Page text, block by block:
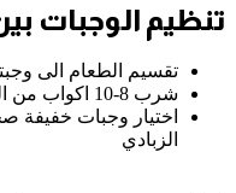
تنظيم الوجبات
تقسيم الطعام الى
شرب 8-10 اكواب من الماء بين الافطار والسحور
اختيار وجبات خفيفة
الزبادي